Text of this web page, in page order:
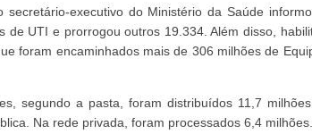
secretário-executivo do Ministério da Saúde
de UTI e prorrogou outros 19.334. Além disso,
foram encaminhados mais de 306 milhões de
segundo a pasta, foram distribuídos 11,7
Na rede privada, foram processados 6,4 milhões.